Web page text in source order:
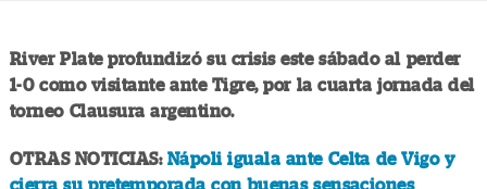
River Plate profundizó su crisis este sábado al perder
1-0 como visitante ante Tigre, por la cuarta jornada del
torneo Clausura argentino.
OTRAS NOTICIAS: Nápoli iguala ante Celta de Vigo y
cierra su pretemporada con buenas sensaciones